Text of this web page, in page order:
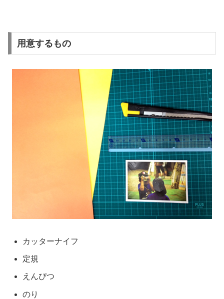
用意するもの
カッターナイフ
定規
えんぴつ
のり